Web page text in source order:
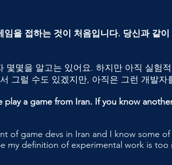
을 접하는 것이 처음입니다. 당신과 같
몇몇을 알고는 있어요. 하지만 아직 실험
그럴 수도 있겠지만, 아직은 그런 개발자
play a game from Iran. If you know
of game devs in Iran and I know some
my definition of experimental work is too